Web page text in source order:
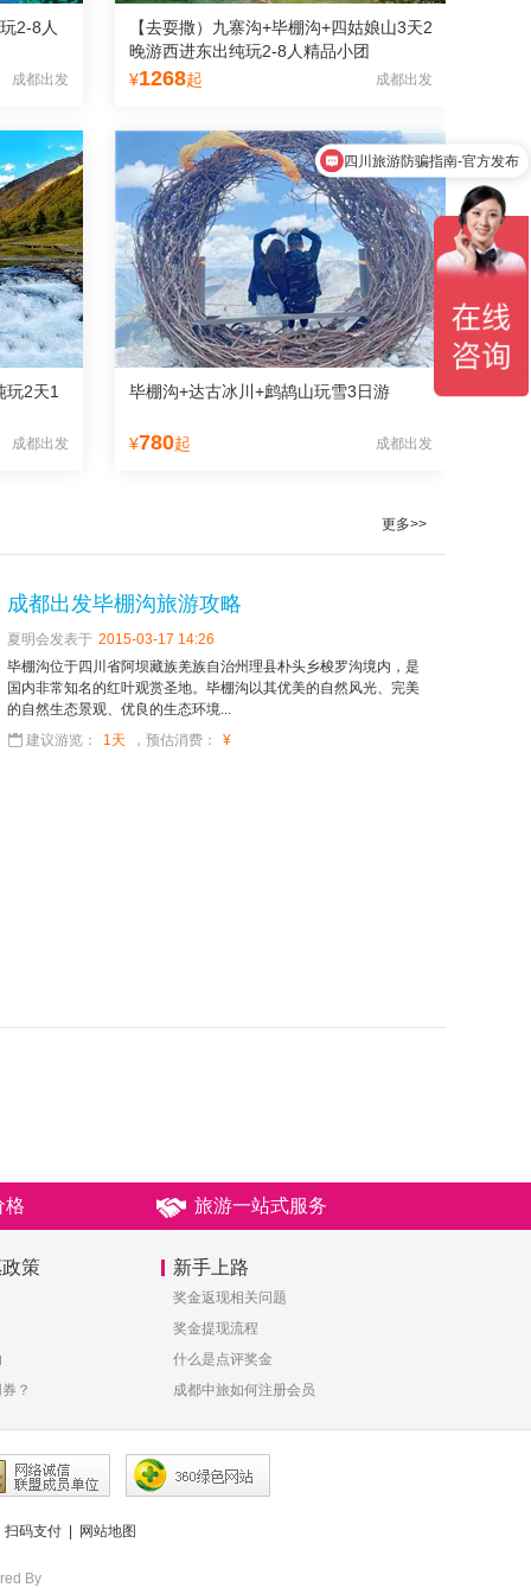
2-8人
成都出发
【去耍撒）九寨沟+毕棚沟+四姑娘山3天2
晚游西进东出纯玩2-8人精品小团
¥1268起 成都出发
玩2天1
成都出发
毕棚沟+达古冰川+鹧鸪山玩雪3日游
¥780起 成都出发
更多>>
成都出发毕棚沟旅游攻略
夏明会发表于 2015-03-17 14:26
毕棚沟位于四川省阿坝藏族羌族自治州理县朴头乡梭罗沟境内，是
国内非常知名的红叶观赏圣地。毕棚沟以其优美的自然风光、完美
的自然生态景观、优良的生态环境...
建议游览：
1天 ，预估消费： ¥
格 旅游一站式服务
策
？
新手上路
奖金返现相关问题
奖金提现流程
什么是点评奖金
成都中旅如何注册会员
扫码支付 网站地图
By
九寨沟旅游多少钱？
四川旅游防骗指南-官方发布